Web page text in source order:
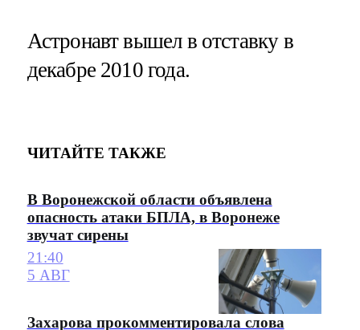
Астронавт вышел в отставку в
декабре 2010 года.
ЧИТАЙТЕ ТАКЖЕ
В Воронежской области объявлена
опасность атаки БПЛА, в Воронеже
звучат сирены
21:40
5 АВГ
Захарова прокомментировала слова